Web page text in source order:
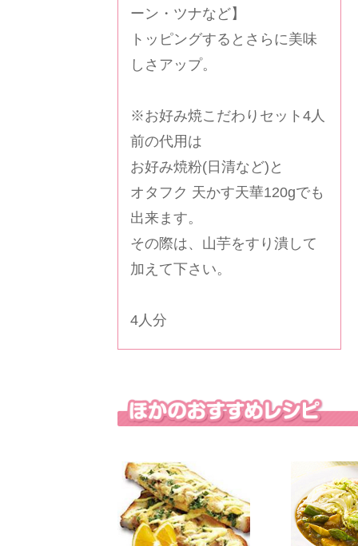
ーン・ツナなど】
トッピングするとさらに美味
しさアップ。
※お好み焼こだわりセット4人
前の代用は
お好み焼粉(日清など)と
オタフク 天かす天華120gでも
出来ます。
その際は、山芋をすり潰して
加えて下さい。
4人分